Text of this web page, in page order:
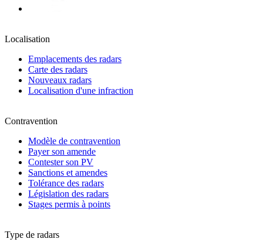
Localisation
Emplacements des radars
Carte des radars
Nouveaux radars
Localisation d'une infraction
Contravention
Modèle de contravention
Payer son amende
Contester son PV
Sanctions et amendes
Tolérance des radars
Législation des radars
Stages permis à points
Type de radars